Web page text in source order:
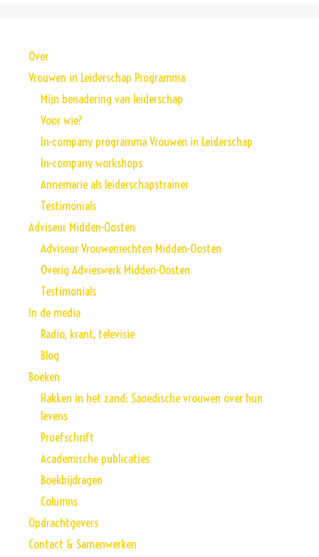
Over
Vrouwen in Leiderschap Programma
Mijn benadering van leiderschap
Voor wie?
In-company programma Vrouwen in Leiderschap
In-company workshops
Annemarie als leiderschapstrainer
Testimonials
Adviseur Midden-Oosten
Adviseur Vrouwenrechten Midden-Oosten
Overig Advieswerk Midden-Oosten
Testimonials
In de media
Radio, krant, televisie
Blog
Boeken
Hakken in het zand: Saoedische vrouwen over hun
levens
Proefschrift
Academische publicaties
Boekbijdragen
Columns
Opdrachtgevers
Contact & Samenwerken